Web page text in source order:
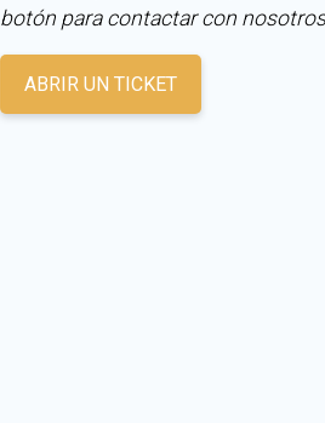
botón para contactar con
ABRIR UN TICKET